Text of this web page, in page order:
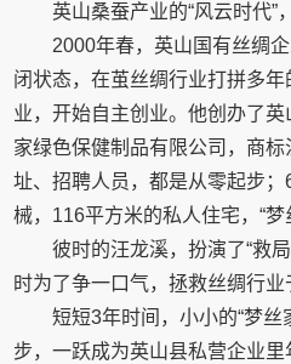
英山桑蚕产业的“风云时代”
2000年春，英山国有丝绸
闭状态，在茧丝绸行业打拼多
业，开始自主创业。他创办了
家绿色保健制品有限公司，商
址、招聘人员，都是从零起步
械，116平方米的私人住宅，“梦
彼时的汪龙溪，扮演了“救
时为了争一口气，拯救丝绸行业
短短3年时间，小小的“梦
步，一跃成为英山县私营企业里